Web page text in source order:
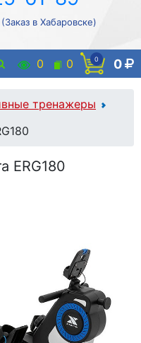
(Заказ в Хабаровске)
0 0 0 0
тренажеры
ERG180